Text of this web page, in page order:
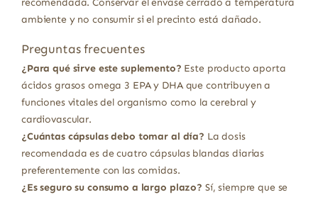
recomendada. Conservar el envase cerrado a temperatura
ambiente y no consumir si el precinto está dañado.
Preguntas frecuentes
¿Para qué sirve este suplemento? Este producto aporta
ácidos grasos omega 3 EPA y DHA que contribuyen a
funciones vitales del organismo como la cerebral y
cardiovascular.
¿Cuántas cápsulas debo tomar al día? La dosis
recomendada es de cuatro cápsulas blandas diarias
preferentemente con las comidas.
¿Es seguro su consumo a largo plazo? Sí, siempre que se